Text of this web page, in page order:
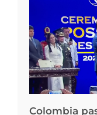
Colombia